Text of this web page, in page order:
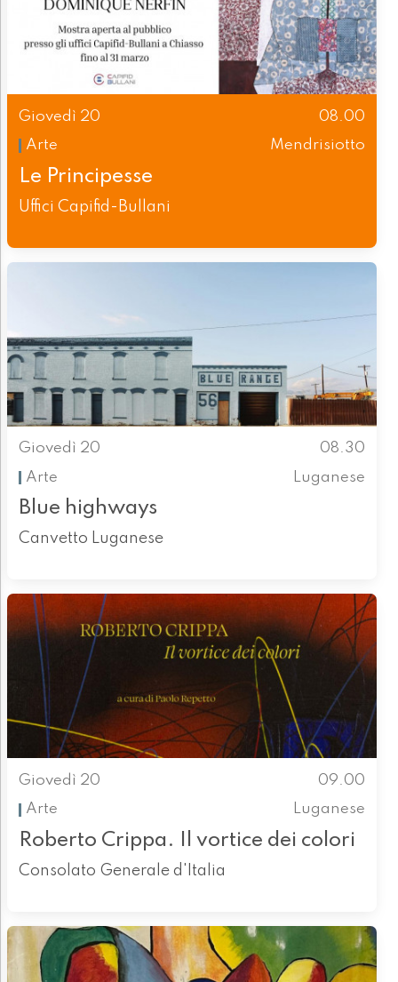
Giovedì 20
08.00
Arte
Mendrisiotto
Le Principesse
Uffici Capifid-Bullani
Giovedì 20
08.30
Arte
Luganese
Blue highways
Canvetto Luganese
Giovedì 20
09.00
Arte
Luganese
Roberto Crippa. Il vortice dei colori
Consolato Generale d'Italia